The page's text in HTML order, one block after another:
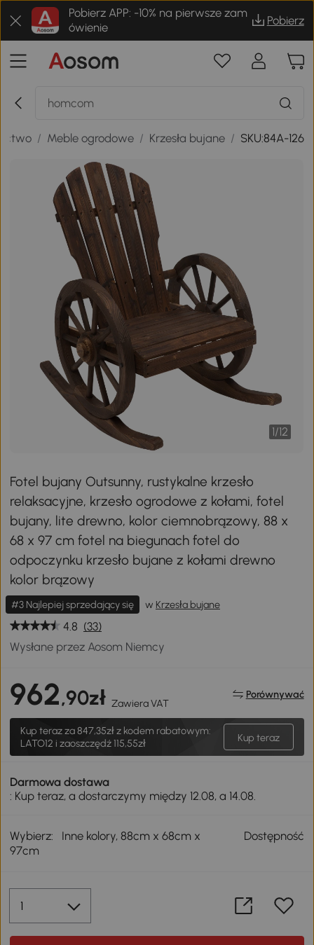
Pobierz APP: -10% na pierwsze zam
ówienie
Pobierz
/ Meble ogrodowe / Krzesła bujane / SKU:84A-126
1/12
Fotel bujany Outsunny, rustykalne krzesło
relaksacyjne, krzesło ogrodowe z kołami, fotel
bujany, lite drewno, kolor ciemnobrązowy, 88 x
68 x 97 cm fotel na biegunach fotel do
odpoczynku krzesło bujane z kołami drewno
kolor brązowy
#3 Najlepiej sprzedający się w Krzesła bujane
4.8 (33)
Wysłane przez Aosom Niemcy
962,90zł Zawiera VAT
Porównywać
Kup teraz za847,35złz kodem rabatowym:
LATO12 i zaoszczędź 115,55zł
Kup teraz
Darmowa dostawa
: Kup teraz, a dostarczymy między 12.08, a 14.08.
Wybierz:
Inne kolory, 88cm x 68cm x
97cm
Dostępność